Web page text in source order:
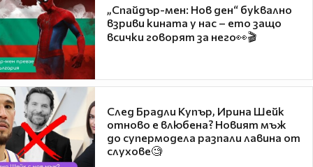
„Спайдър-мен: Нов ден“ буквално
взриви кината у нас – ето защо
всички говорят за него👀🎬
След Брадли Купър, Ирина Шейк
отново е влюбена? Новият мъж
до супермодела разпали лавина от
слухове🧐